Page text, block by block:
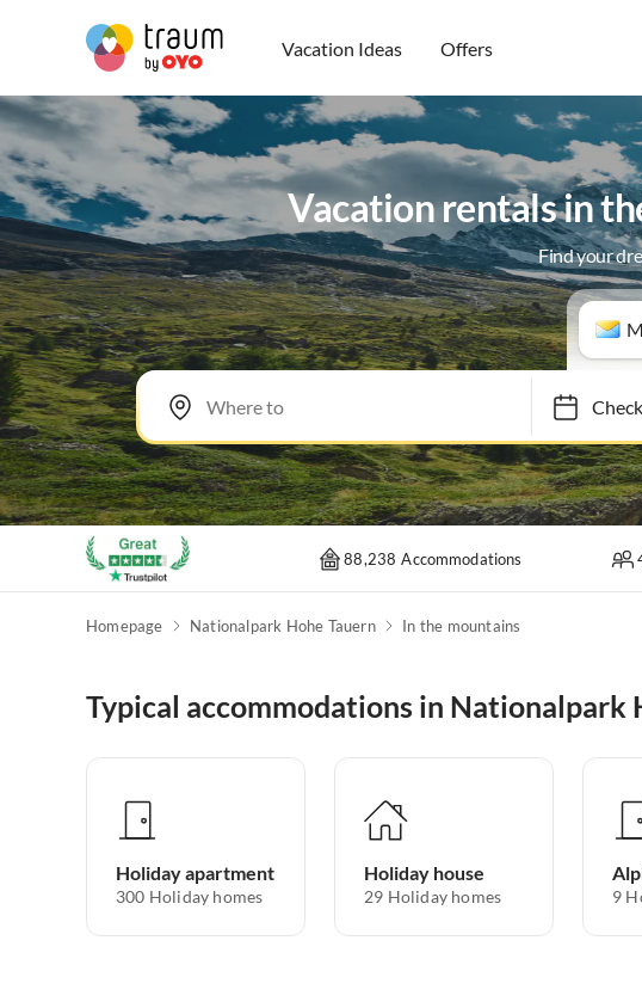
Vacation Ideas Offers
Vacation rentals in
Find your
Check
88,238 Accommodations
Homepage Nationalpark Hohe Tauern In the mountains
Typical accommodations in Nationalpark
Holiday apartment
300 Holiday homes
Holiday house
29 Holiday homes 9